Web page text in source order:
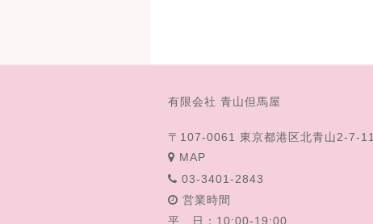
有限会社 青山但馬屋
〒107-0061 東京都港区北青山2-7-11
MAP
03-3401-2843
営業時間
平 日：10:00-19:00